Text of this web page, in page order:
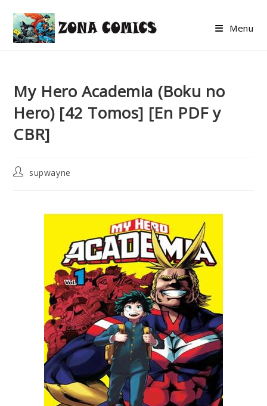
content
Menu
My Hero Academia (Boku no
Hero) [42 Tomos] [En PDF y
CBR]
Postsupwayne